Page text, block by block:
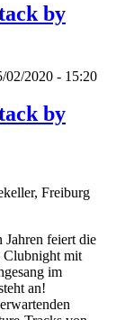
by
02/2020 - 15:20
by
Freiburg
Jahren feiert die
Clubnight mit
im
an!